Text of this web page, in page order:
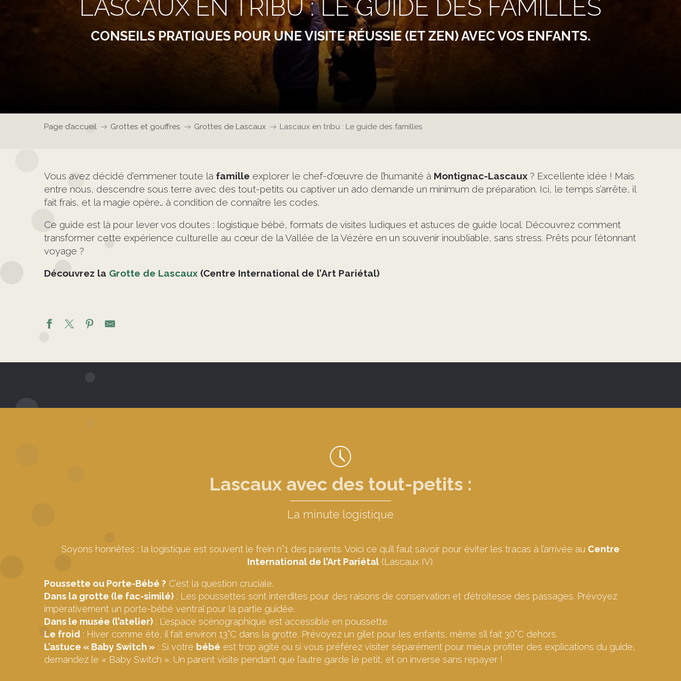
LASCAUX EN TRIBU : LE GUIDE DES FAMILLES
CONSEILS PRATIQUES POUR UNE VISITE RÉUSSIE (ET ZEN) AVEC VOS ENFANTS.
Page d’accueil Grottes et gouffres Grottes de Lascaux Lascaux en tribu : Le guide des familles
Vous avez décidé d’emmener toute la famille explorer le chef-d’œuvre de l’humanité à Montignac-Lascaux ? Excellente idée ! Mais
entre nous, descendre sous terre avec des tout-petits ou captiver un ado demande un minimum de préparation. Ici, le temps s’arrête, il
fait frais, et la magie opère… à condition de connaître les codes.
Ce guide est là pour lever vos doutes : logistique bébé, formats de visites ludiques et astuces de guide local. Découvrez comment
transformer cette expérience culturelle au cœur de la Vallée de la Vézère en un souvenir inoubliable, sans stress. Prêts pour l’étonnant
voyage ?
Découvrez la Grotte de Lascaux (Centre International de l’Art Pariétal)
Lascaux avec des tout-petits :
La minute logistique
Soyons honnêtes : la logistique est souvent le frein n°1 des parents. Voici ce qu’il faut savoir pour éviter les tracas à l’arrivée au Centre
International de l’Art Pariétal(Lascaux IV).
Poussette ou Porte-Bébé ? C’est la question cruciale.
Dans la grotte (le fac-similé) : Les poussettes sont interdites pour des raisons de conservation et d’étroitesse des passages. Prévoyez
impérativement un porte-bébé ventral pour la partie guidée.
Dans le musée (l’atelier) : L’espace scénographique est accessible en poussette.
Le froid : Hiver comme été, il fait environ 13°C dans la grotte. Prévoyez un gilet pour les enfants, même s’il fait 30°C dehors.
L’astuce « Baby Switch » : Si votre bébé est trop agité ou si vous préférez visiter séparément pour mieux profiter des explications du guide,
demandez le « Baby Switch ». Un parent visite pendant que l’autre garde le petit, et on inverse sans repayer !